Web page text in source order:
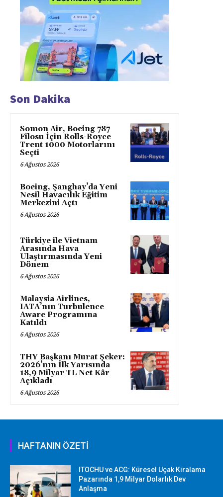
Son Dakika
Somon Air, Boeing 787
Filosu İçin Rolls-Royce
Trent 1000 Motorlarını
Seçti
6 Ağustos 2026
Boeing, Şanghay’da Yeni
Nesil Havacılık Eğitim
Merkezini Açtı
6 Ağustos 2026
Türkiye ile Vietnam
Arasında Hava
Ulaştırmasında Yeni
Dönem
6 Ağustos 2026
Malaysia Airlines,
IATA’nın Turbulence
Aware Programına
Katıldı
6 Ağustos 2026
THY Başkanı Murat Şeker:
2026’nın İlk Yarısında
18,9 Milyar TL Net Kâr
Açıkladı
6 Ağustos 2026
HAFTANIN ÖZETİ
ITOCHU ve ACG: Küresel Uçak Kiralama
Pazarında 1,9 Milyar Dolarlık Dev
Anlaşma